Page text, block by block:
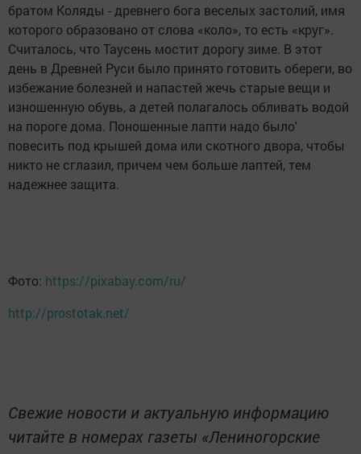
братом Коляды - древнего бога веселых застолий, имя
которого образовано от слова «коло», то есть «круг».
Считалось, что Таусень мостит дорогу зиме. В этот
день в Древней Руси было принято готовить обереги, во
избежание болезней и напастей жечь старые вещи и
изношенную обувь, а детей полагалось обливать водой
на пороге дома. Поношенные лапти надо было'
повесить под крышей дома или скотного двора, чтобы
никто не сглазил, причем чем больше лаптей, тем
надежнее защита.
Фото: https://pixabay.com/ru/
http://prostotak.net/
Свежие новости и актуальную информацию
читайте в номерах газеты «Лениногорские